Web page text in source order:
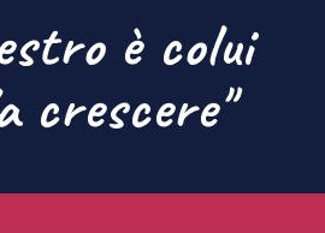
è colui
crescere"